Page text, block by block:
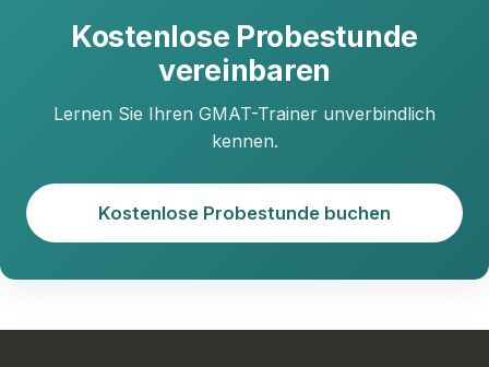
Kostenlose Probestunde
vereinbaren
Lernen Sie Ihren GMAT-Trainer unverbindlich
kennen.
Kostenlose Probestunde buchen